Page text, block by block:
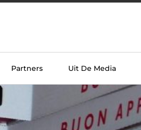
Partners Uit De Media